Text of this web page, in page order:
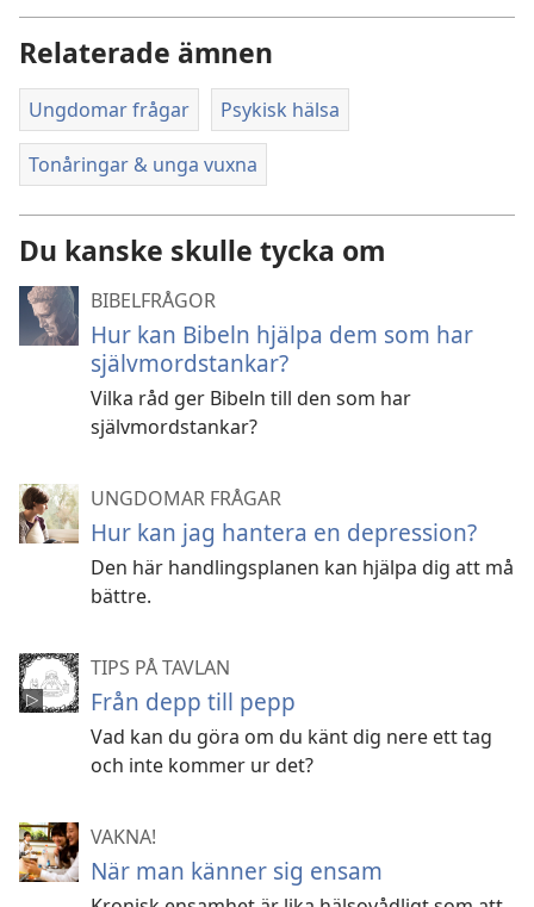
Relaterade ämnen
Ungdomar frågar Psykisk hälsa
Tonåringar & unga vuxna
Du kanske skulle tycka om
BIBELFRÅGOR
Hur kan Bibeln hjälpa dem som har
självmordstankar?
Vilka råd ger Bibeln till den som har
självmordstankar?
UNGDOMAR FRÅGAR
Hur kan jag hantera en depression?
Den här handlingsplanen kan hjälpa dig att må
bättre.
TIPS PÅ TAVLAN
Från depp till pepp
Vad kan du göra om du känt dig nere ett tag
och inte kommer ur det?
VAKNA!
När man känner sig ensam